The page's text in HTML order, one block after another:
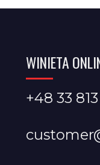
WINIETA
+48 33